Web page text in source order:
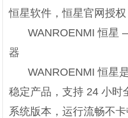
恒星软件，恒星官网授权
WANROENMI 恒星
器
WANROENMI 恒星
稳定产品，支持 24 小时
系统版本，运行流畅不